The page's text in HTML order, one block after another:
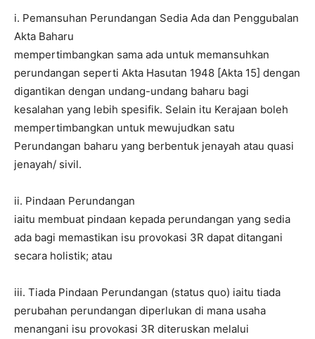
i. Pemansuhan Perundangan Sedia Ada dan Penggubalan
Akta Baharu
mempertimbangkan sama ada untuk memansuhkan
perundangan seperti Akta Hasutan 1948 [Akta 15] dengan
digantikan dengan undang-undang baharu bagi
kesalahan yang lebih spesifik. Selain itu Kerajaan boleh
mempertimbangkan untuk mewujudkan satu
Perundangan baharu yang berbentuk jenayah atau quasi
jenayah/ sivil.
ii. Pindaan Perundangan
iaitu membuat pindaan kepada perundangan yang sedia
ada bagi memastikan isu provokasi 3R dapat ditangani
secara holistik; atau
iii. Tiada Pindaan Perundangan (status quo) iaitu tiada
perubahan perundangan diperlukan di mana usaha
menangani isu provokasi 3R diteruskan melalui